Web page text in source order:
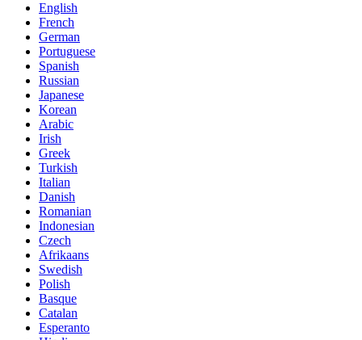
English
French
German
Portuguese
Spanish
Russian
Japanese
Korean
Arabic
Irish
Greek
Turkish
Italian
Danish
Romanian
Indonesian
Czech
Afrikaans
Swedish
Polish
Basque
Catalan
Esperanto